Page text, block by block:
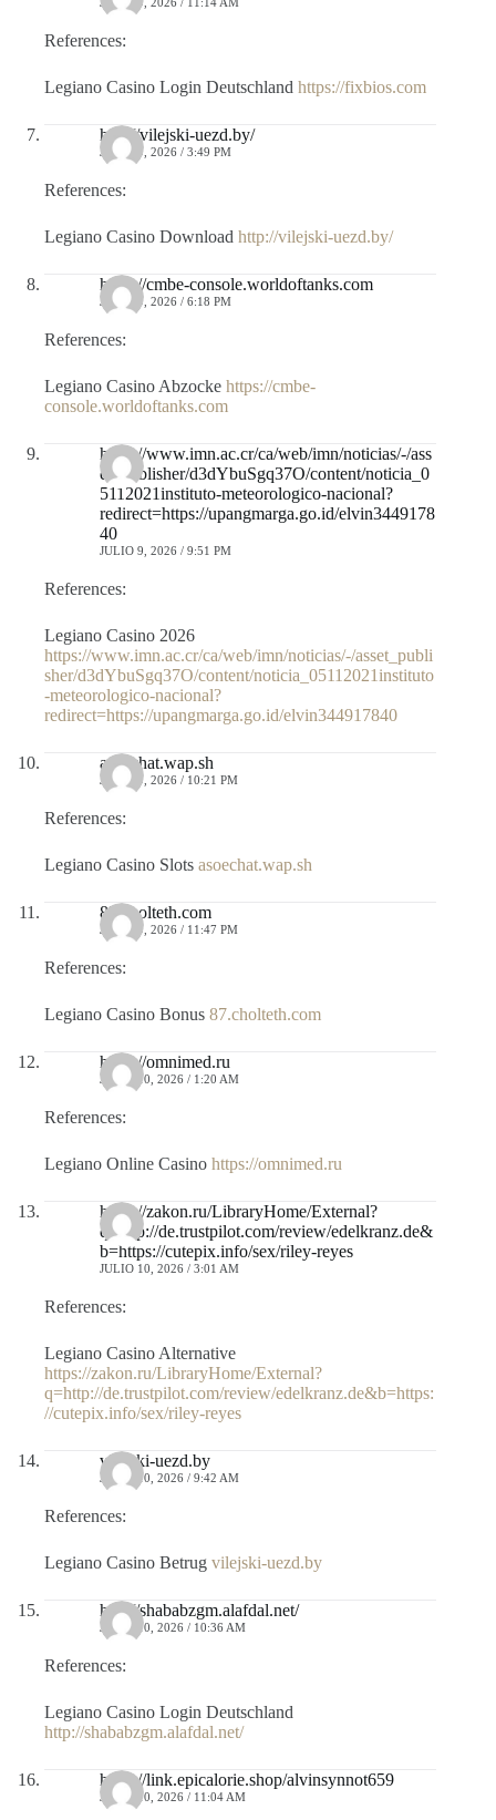
References:
Legiano Casino Login Deutschland https://fixbios.com
http://vilejski-uezd.by/
JULIO 9, 2026 / 3:49 PM
References:
Legiano Casino Download http://vilejski-uezd.by/
https://cmbe-console.worldoftanks.com
JULIO 9, 2026 / 6:18 PM
References:
Legiano Casino Abzocke https://cmbe-
console.worldoftanks.com
https://www.imn.ac.cr/ca/web/imn/noticias/-/ass
et_publisher/d3dYbuSgq37O/content/noticia_0
5112021instituto-meteorologico-nacional?
redirect=https://upangmarga.go.id/elvin3449178
40
JULIO 9, 2026 / 9:51 PM
References:
Legiano Casino 2026
https://www.imn.ac.cr/ca/web/imn/noticias/-/asset_publi
sher/d3dYbuSgq37O/content/noticia_05112021instituto
-meteorologico-nacional?
redirect=https://upangmarga.go.id/elvin344917840
asoechat.wap.sh
JULIO 9, 2026 / 10:21 PM
References:
Legiano Casino Slots asoechat.wap.sh
87.cholteth.com
JULIO 9, 2026 / 11:47 PM
References:
Legiano Casino Bonus 87.cholteth.com
https://omnimed.ru
JULIO 10, 2026 / 1:20 AM
References:
Legiano Online Casino https://omnimed.ru
https://zakon.ru/LibraryHome/External?
q=http://de.trustpilot.com/review/edelkranz.de&
b=https://cutepix.info/sex/riley-reyes
JULIO 10, 2026 / 3:01 AM
References:
Legiano Casino Alternative
https://zakon.ru/LibraryHome/External?
q=http://de.trustpilot.com/review/edelkranz.de&b=https:
//cutepix.info/sex/riley-reyes
vilejski-uezd.by
JULIO 10, 2026 / 9:42 AM
References:
Legiano Casino Betrug vilejski-uezd.by
http://shababzgm.alafdal.net/
JULIO 10, 2026 / 10:36 AM
References:
Legiano Casino Login Deutschland
http://shababzgm.alafdal.net/
https://link.epicalorie.shop/alvinsynnot659
JULIO 10, 2026 / 11:04 AM